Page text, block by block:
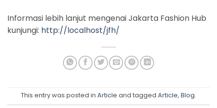
Informasi lebih lanjut mengenai Jakarta Fashion Hub
kunjungi: http://localhost/jfh/
This entry was posted in Article and tagged Article, Blog.